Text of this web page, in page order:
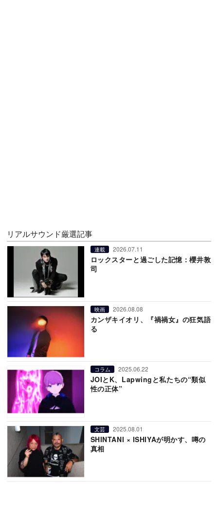
リアルサウンド厳選記事
連載 2026.07.11
ロックスターと過ごした記憶：櫻井敦
司
映画 2026.08.08
カンザキイオリ、『禍禍女』の狂気語
る
コラム 2025.06.22
JOIとK、Lapwingと私たちの“類似
性の正体”
文芸 2025.08.01
SHINTANI × ISHIYAが明かす、噂の
真相